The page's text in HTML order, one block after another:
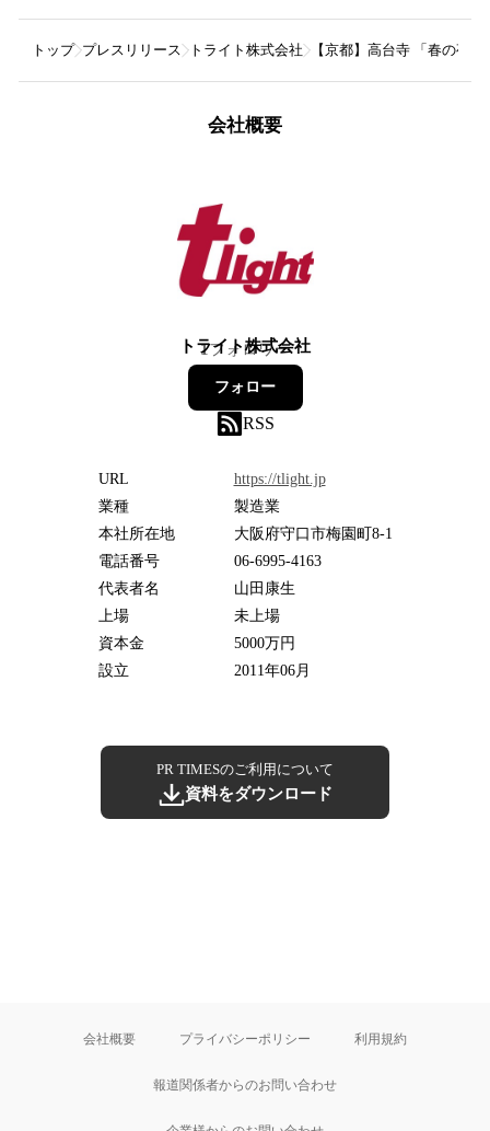
トップ プレスリリース トライト株式会社 【京都】高台寺 「春の夜
会社概要
トライト株式会社
1フォロワー
フォロー
RSS
URL
https://tlight.jp
業種
製造業
本社所在地
大阪府守口市梅園町8-1
電話番号
06-6995-4163
代表者名
山田康生
上場
未上場
資本金
5000万円
設立
2011年06月
PR TIMESのご利用について
資料をダウンロード
会社概要 プライバシーポリシー 利用規約
報道関係者からのお問い合わせ